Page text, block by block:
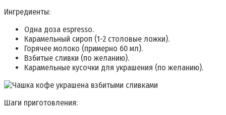
Ингредиенты:
Одна доза espresso.
Карамельный сироп (1-2 столовые ложки).
Горячее молоко (примерно 60 мл).
Взбитые сливки (по желанию).
Карамельные кусочки для украшения (по желанию).
Шаги приготовления: